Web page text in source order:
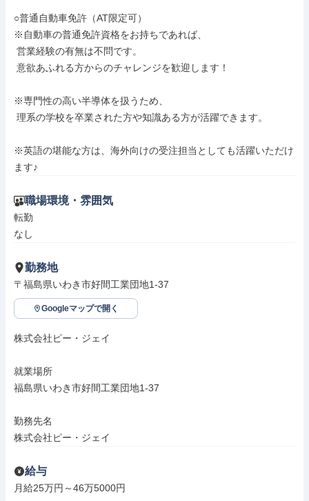
○普通自動車免許（AT限定可）
※自動車の普通免許資格をお持ちであれば、
※専門性の高い半導体を扱うため、
※英語の堪能な方は、海外向けの受注担当としても活躍いただけ
ます♪
職場環境・雰囲気
転勤
なし
勤務地
〒福島県いわき市好間工業団地1-37
Googleマップで開く
株式会社ピー・ジェイ
就業場所
福島県いわき市好間工業団地1-37
勤務先名
株式会社ピー・ジェイ
給与
月給25万円～46万5000円